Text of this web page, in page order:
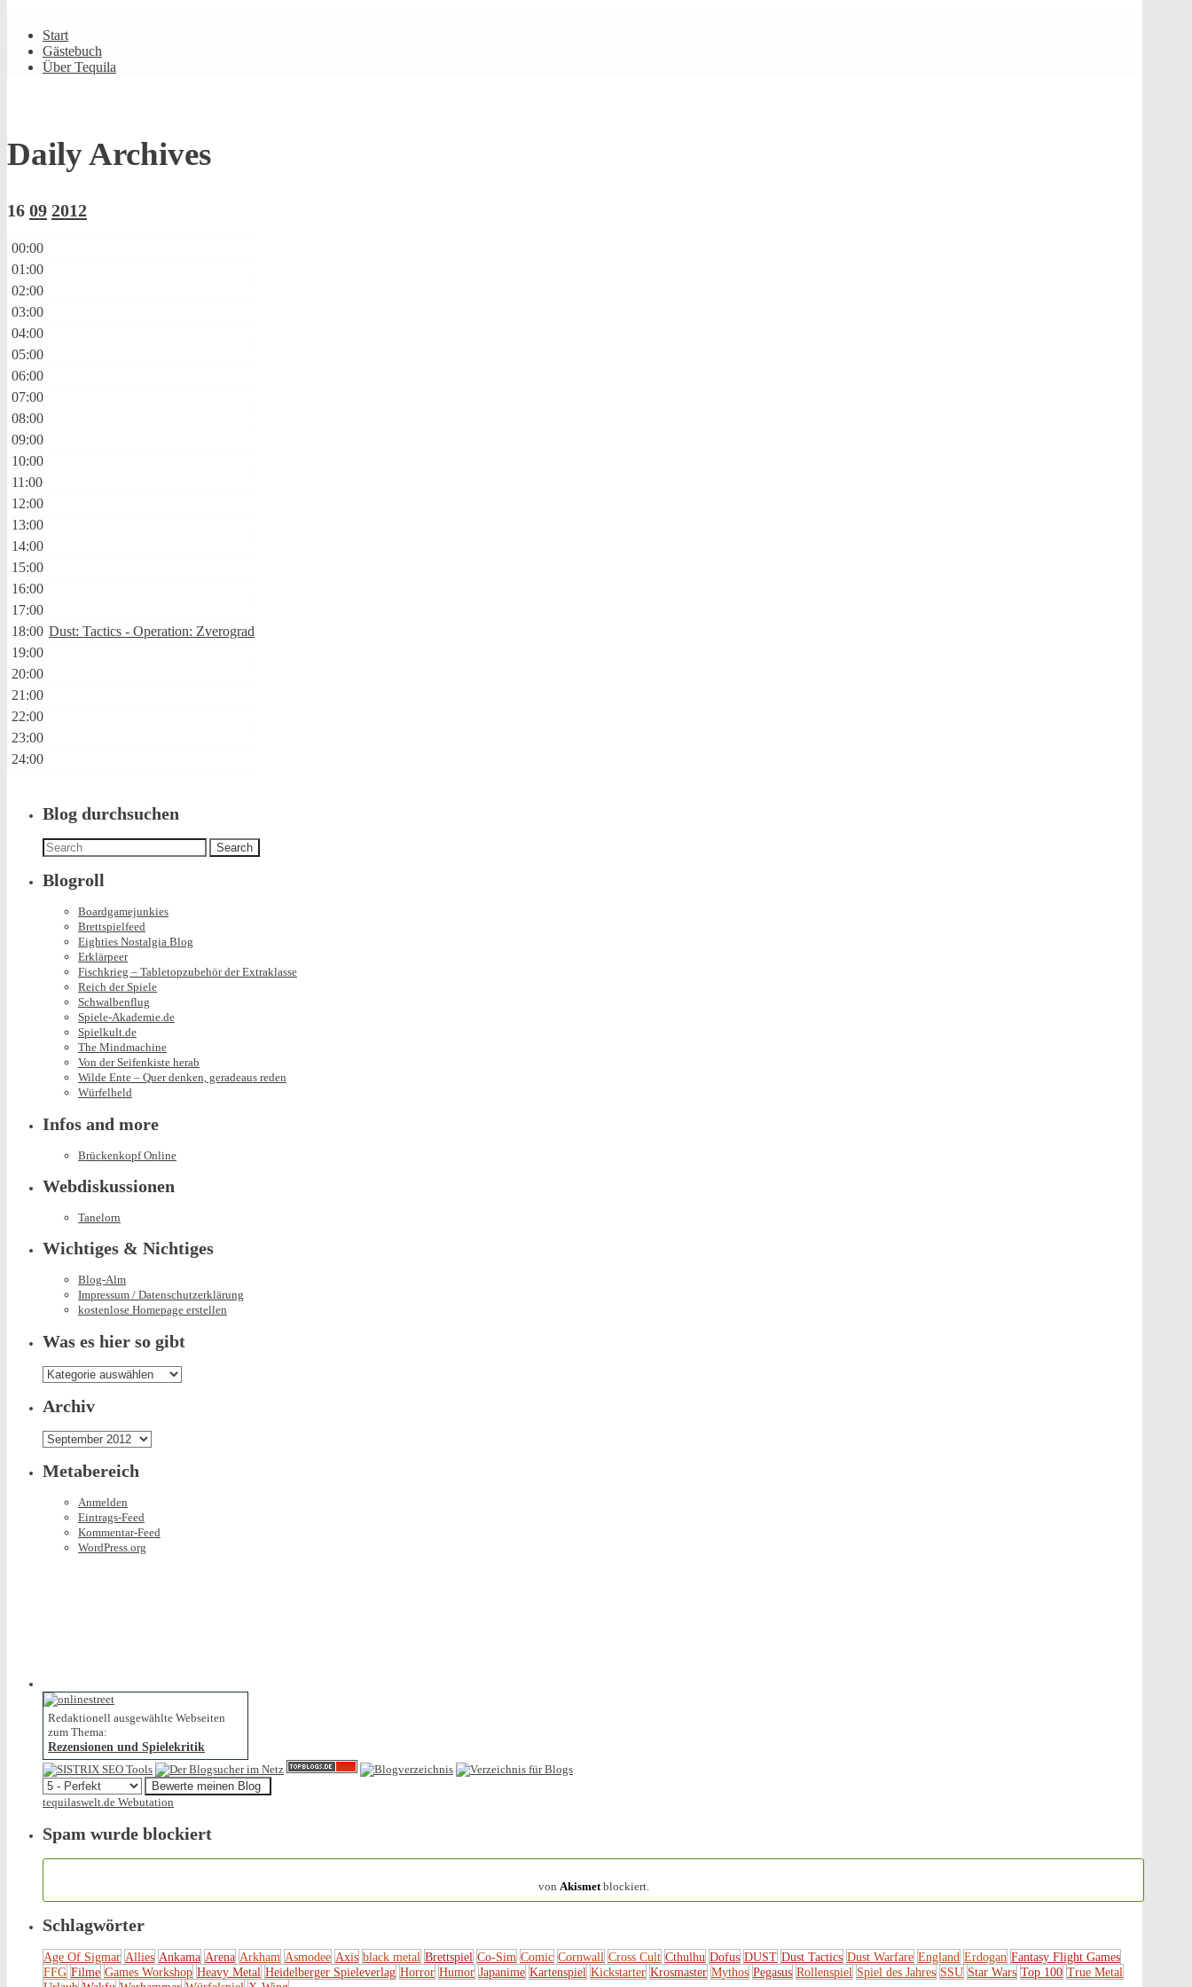
Navigation
Start
Gästebuch
Über Tequila
Daily Archives
16 09 2012
00:00
01:00
02:00
03:00
04:00
05:00
06:00
07:00
08:00
09:00
10:00
11:00
12:00
13:00
14:00
15:00
16:00
17:00
18:00 Dust: Tactics - Operation: Zverograd
19:00
20:00
21:00
22:00
23:00
24:00
Blog durchsuchen
Search
for:
Blogroll
Boardgamejunkies
Brettspielfeed
Eighties Nostalgia Blog
Erklärpeer
Fischkrieg – Tabletopzubehör der Extraklasse
Reich der Spiele
Schwalbenflug
Spiele-Akademie.de
Spielkult.de
The Mindmachine
Von der Seifenkiste herab
Wilde Ente – Quer denken, geradeaus reden
Würfelheld
Infos and more
Brückenkopf Online
Webdiskussionen
Tanelorn
Wichtiges & Nichtiges
Blog-Alm
Impressum / Datenschutzerklärung
kostenlose Homepage erstellen
Was es hier so gibt
Was
es
hier
so
gibt
Archiv
Archiv
Metabereich
Anmelden
Eintrags-Feed
Kommentar-Feed
WordPress.org
Redaktionell ausgewählte Webseiten
zum Thema:
Rezensionen und Spielekritik
tequilaswelt.de Webutation
Spam wurde blockiert
von Akismetblockiert.
Schlagwörter
Age Of Sigmar Allies Ankama Arena Arkham Asmodee Axis black metal Brettspiel Co-Sim Comic Cornwall Cross Cult Cthulhu Dofus DUST Dust Tactics Dust Warfare England Erdogan Fantasy Flight Games
FFG Filme Games Workshop Heavy Metal Heidelberger Spieleverlag Horror Humor Japanime Kartenspiel Kickstarter Krosmaster Mythos Pegasus Rollenspiel Spiel des Jahres SSU Star Wars Top 100 True Metal